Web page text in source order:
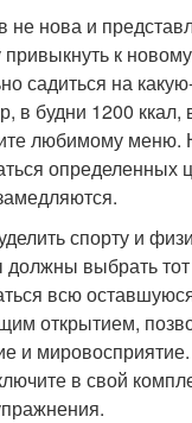
нова и
к
садиться на
в будни 1200
любимому
определенных
спорту и
выбрать
всю
открытием,
и
в свой